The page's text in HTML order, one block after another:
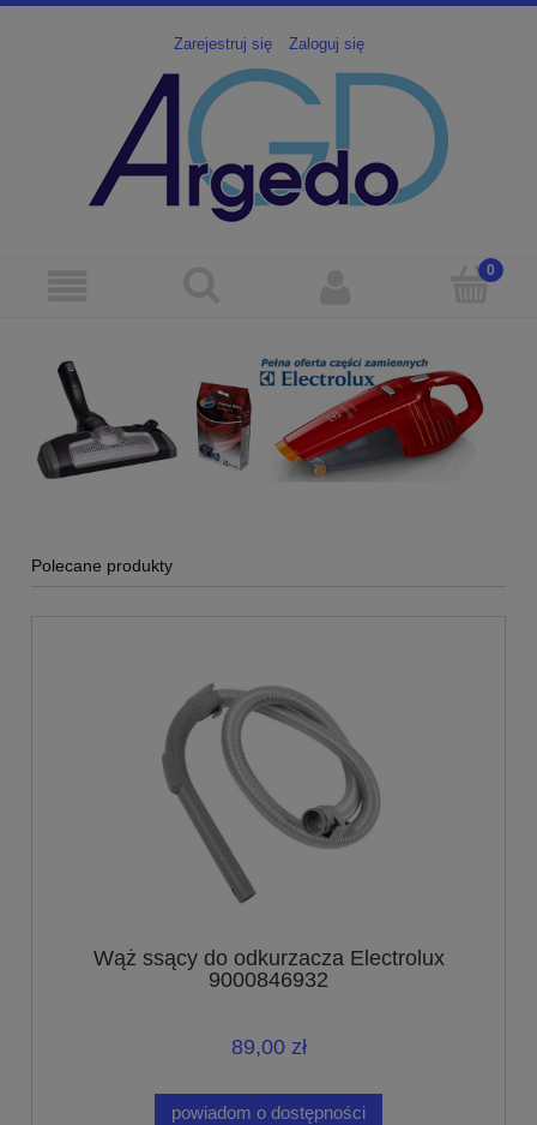
Zarejestruj się Zaloguj się
Polecane produkty
Wąż ssący do odkurzacza Electrolux
9000846932
89,00 zł
powiadom o dostępności